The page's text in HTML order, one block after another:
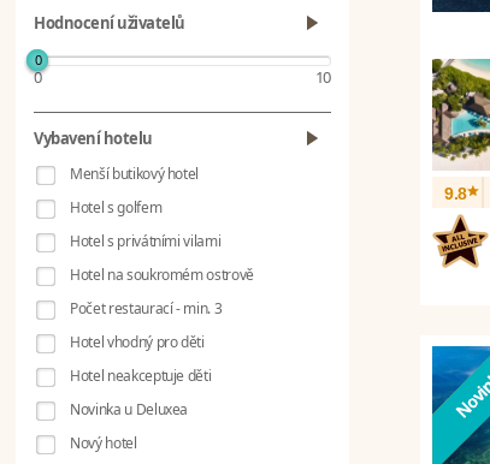
Hodnocení uživatelů
0
0 10
Vybavení hotelu
Menší butikový hotel
Hotel s golfem
Hotel s privátními vilami
Hotel na soukromém ostrově
Počet restaurací - min. 3
Hotel vhodný pro děti
Hotel neakceptuje děti
Novinka u Deluxea
Nový hotel
9.8*